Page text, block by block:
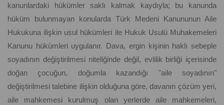
kanunlardaki hükümler saklı kalmak kaydıyla; bu kanunda
hüküm bulunmayan konularda Türk Medeni Kanununun Aile
Hukukuna ilişkin usul hükümleri ile Hukuk Usulü Muhakemeleri
Kanunu hükümleri uygulanır. Dava, ergin kişinin haklı sebeple
soyadının değiştirilmesi niteliğinde değil, evlilik birliği içerisinde
doğan çocuğun, doğumla kazandığı "aile soyadının"
değiştirilmesi talebine ilişkin olduğuna göre, davanın çözüm yeri,
aile mahkemesi kurulmuş olan yerlerde aile mahkemeleri,